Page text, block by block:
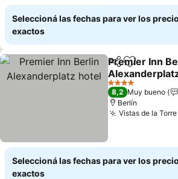
Seleccioná las fechas para ver los
exactos
Compartir
Añadir a
Premier Inn
4 Estrellas
8,2 Muy bueno
Berlín
Vistas de la
Seleccioná las fechas para ver los
exactos